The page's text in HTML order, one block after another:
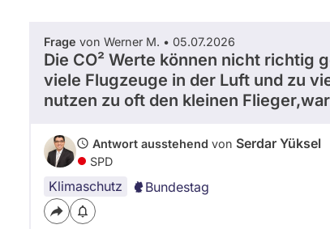
Frage von Werner M. • 05.07.2026
Die CO² Werte können nicht richtig
viele Flugzeuge in der Luft und zu
nutzen zu oft den kleinen
Antwort ausstehend von Serdar Yüksel
SPD
Klimaschutz Bundestag